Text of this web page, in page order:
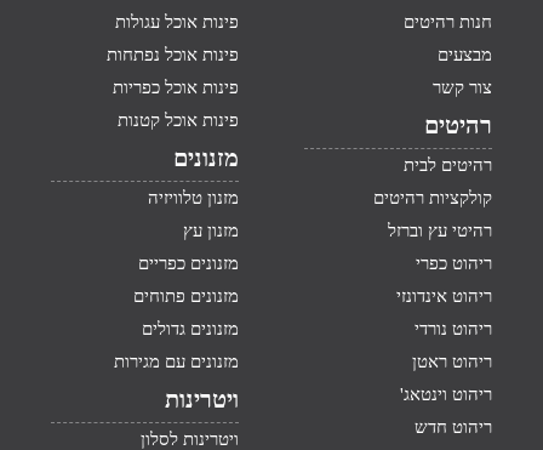
חנות רהיטים
מבצעים
צור קשר
רהיטים
רהיטים לבית
קולקציות רהיטים
רהיטי עץ וברזל
ריהוט כפרי
ריהוט אינדונזי
ריהוט נורדי
ריהוט ראטן
ריהוט וינטאג'
ריהוט חדש
פינות אוכל עגולות
פינות אוכל נפתחות
פינות אוכל כפריות
פינות אוכל קטנות
מזנונים
מזנון טלוויזיה
מזנון עץ
מזנונים כפריים
מזנונים פתוחים
מזנונים גדולים
מזנונים עם מגירות
ויטרינות
ויטרינות לסלון